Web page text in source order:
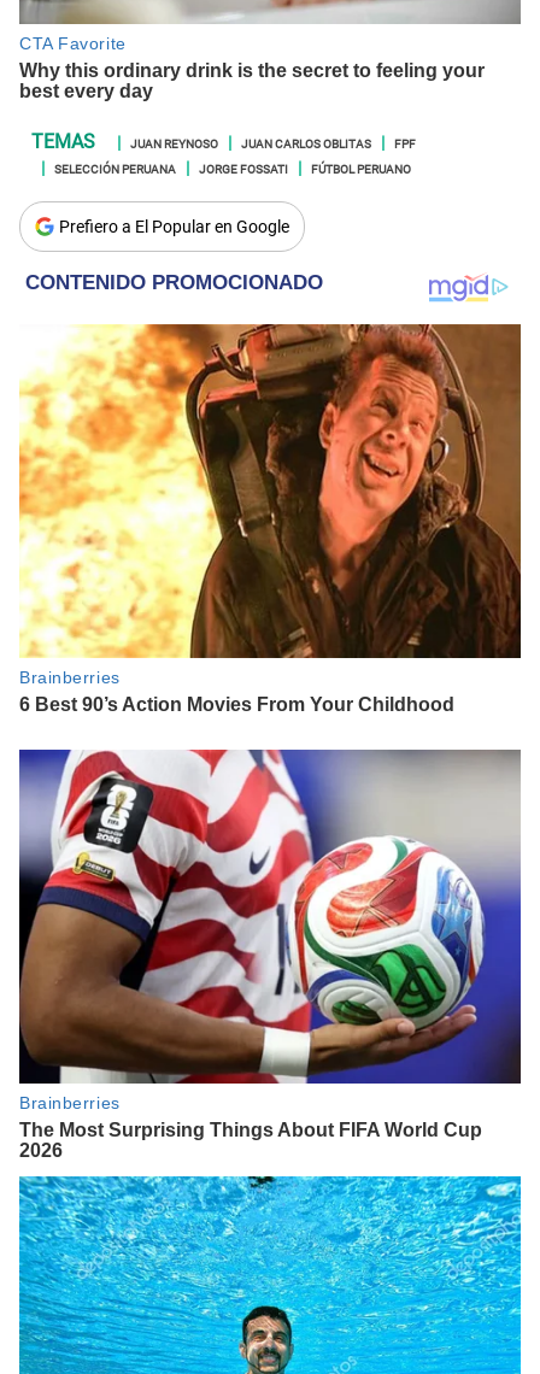
JUAN REYNOSO JUAN CARLOS OBLITAS
FPF
SELECCIÓN PERUANA
JORGE FOSSATI FÚTBOL PERUANO
Prefiero a El Popular en Google